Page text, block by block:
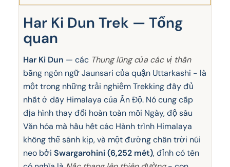
Har Ki Dun Trek — Tổng
quan
Har Ki Dun — các Thung lũng của các vị thần
bằng ngôn ngữ Jaunsari của quận Uttarkashi - là
một trong những trải nghiệm Trekking đầy đủ
nhất ở dãy Himalaya của Ấn Độ. Nó cung cấp
địa hình thay đổi hoàn toàn mỗi Ngày, độ sâu
Văn hóa mà hầu hết các Hành trình Himalaya
không thể sánh kịp, và một đường chân trời núi
neo bởi Swargarohini (6,252 mét), đỉnh có tên